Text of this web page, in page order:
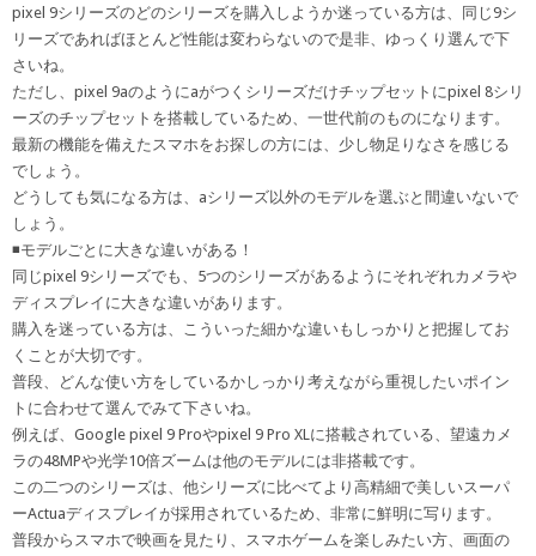
pixel 9シリーズのどのシリーズを購入しようか迷っている方は、同じ9シ
リーズであればほとんど性能は変わらないので是非、ゆっくり選んで下
さいね。
ただし、pixel 9aのようにaがつくシリーズだけチップセットにpixel 8シリ
ーズのチップセットを搭載しているため、一世代前のものになります。
最新の機能を備えたスマホをお探しの方には、少し物足りなさを感じる
でしょう。
どうしても気になる方は、aシリーズ以外のモデルを選ぶと間違いないで
しょう。
◾️モデルごとに大きな違いがある！
同じpixel 9シリーズでも、5つのシリーズがあるようにそれぞれカメラや
ディスプレイに大きな違いがあります。
購入を迷っている方は、こういった細かな違いもしっかりと把握してお
くことが大切です。
普段、どんな使い方をしているかしっかり考えながら重視したいポイン
トに合わせて選んでみて下さいね。
例えば、Google pixel 9 Proやpixel 9 Pro XLに搭載されている、望遠カメ
ラの48MPや光学10倍ズームは他のモデルには非搭載です。
この二つのシリーズは、他シリーズに比べてより高精細で美しいスーパ
ーActuaディスプレイが採用されているため、非常に鮮明に写ります。
普段からスマホで映画を見たり、スマホゲームを楽しみたい方、画面の